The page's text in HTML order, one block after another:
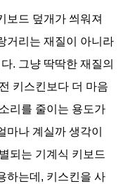
보드 덮개가 씌워져
거리는 재질이 아니라
. 그냥 딱딱한 재질의
키스킨보다 더 마음
리를 줄이는 용도가
마나 계실까 생각이
되는 기계식 키보드
하는데, 키스킨을 사